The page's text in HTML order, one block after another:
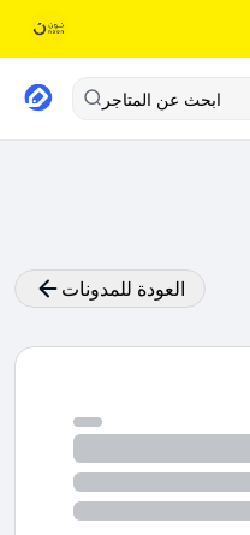
ابحث عن المتاجر
العودة للمدونات